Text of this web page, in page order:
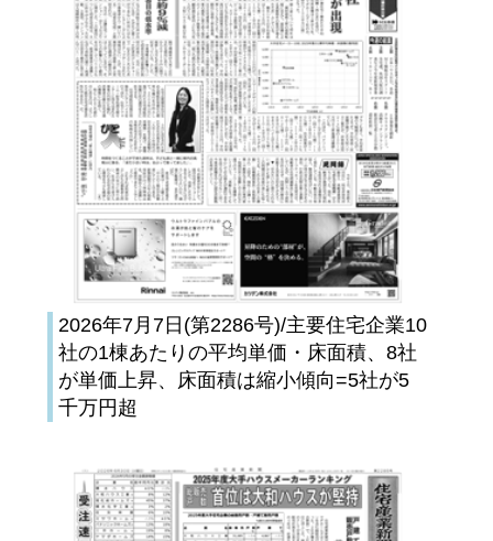
2026年7月7日(第2286号)/主要住宅企業10
社の1棟あたりの平均単価・床面積、8社
が単価上昇、床面積は縮小傾向=5社が5
千万円超